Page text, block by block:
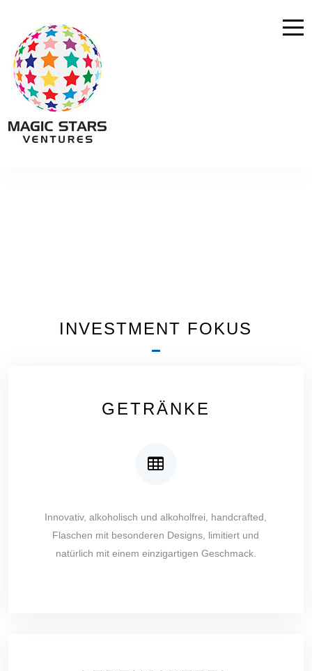
INVESTMENT FOKUS
GETRÄNKE
Innovativ, alkoholisch und alkoholfrei, handcrafted,
Flaschen mit besonderen Designs, limitiert und
natürlich mit einem einzigartigen Geschmack.